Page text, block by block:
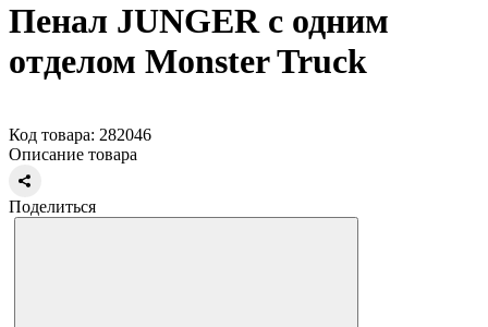
Пенал JUNGER c одним
отделом Monster Truck
Код товара: 282046
Описание товара
Поделиться